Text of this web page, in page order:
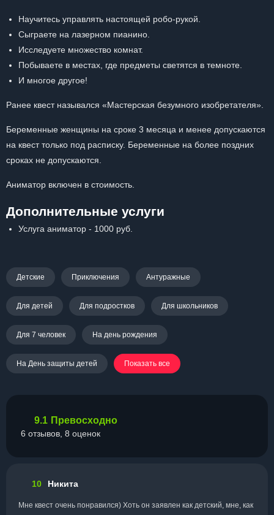
Научитесь управлять настоящей робо-рукой.
Сыграете на лазерном пианино.
Исследуете множество комнат.
Побываете в местах, где предметы светятся в темноте.
И многое другое!
Ранее квест назывался «Мастерская безумного изобретателя».
Беременные женщины на сроке 3 месяца и менее допускаются
на квест только под расписку. Беременные на более поздних
сроках не допускаются.
Аниматор включен в стоимость.
Дополнительные услуги
Услуга аниматор - 1000 руб.
Детские Приключения Антуражные
Для детей Для подростков Для школьников
Для 7 человек На день рождения
На День защиты детей Показать все
9.1 Превосходно
6 отзывов, 8 оценок
10 Никита
Мне квест очень понравился) Хоть он заявлен как детский, мне, как